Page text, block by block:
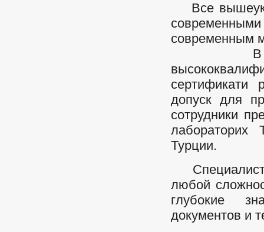
Все
современным
В
допуск для
сотрудники
лабораторих
Турции.
любой
глубокие
документов и